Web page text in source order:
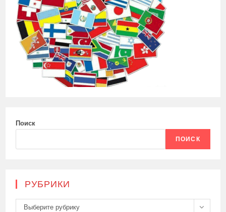
Поиск
ПОИСК
РУБРИКИ
Рубрики
Выберите рубрику